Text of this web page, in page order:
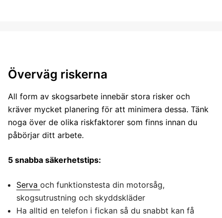
Överväg riskerna
All form av skogsarbete innebär stora risker och
kräver mycket planering för att minimera dessa. Tänk
noga över de olika riskfaktorer som finns innan du
påbörjar ditt arbete.
5 snabba säkerhetstips:
Serva och funktionstesta din motorsåg,
skogsutrustning och skyddskläder
Ha alltid en telefon i fickan så du snabbt kan få